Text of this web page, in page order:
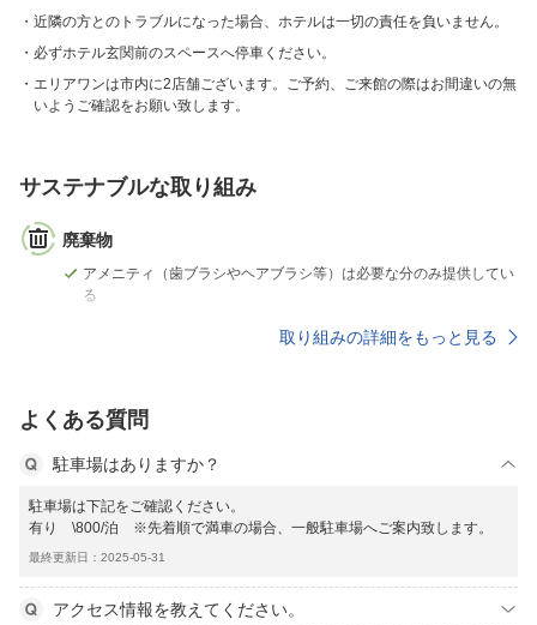
近隣の方とのトラブルになった場合、ホテルは一切の責任を負いません。
必ずホテル玄関前のスペースへ停車ください。
エリアワンは市内に2店舗ございます。ご予約、ご来館の際はお間違いの無
いようご確認をお願い致します。
サステナブルな取り組み
廃棄物
アメニティ（歯ブラシやヘアブラシ等）は必要な分のみ提供してい
る
取り組みの詳細をもっと見る
よくある質問
駐車場はありますか？
駐車場は下記をご確認ください。
有り \800/泊 ※先着順で満車の場合、一般駐車場へご案内致します。
最終更新日：2025-05-31
アクセス情報を教えてください。